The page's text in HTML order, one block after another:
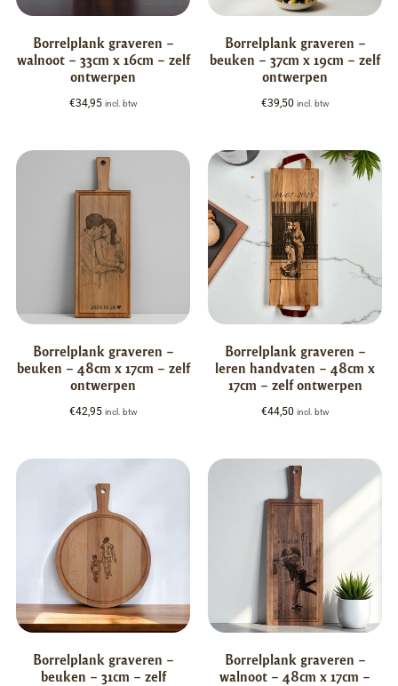
Borrelplank graveren –
walnoot – 33cm x 16cm – zelf
ontwerpen
€34,95 incl. btw
Borrelplank graveren –
beuken – 37cm x 19cm – zelf
ontwerpen
€39,50 incl. btw
Borrelplank graveren –
beuken – 48cm x 17cm – zelf
ontwerpen
€42,95 incl. btw
Borrelplank graveren –
leren handvaten – 48cm x
17cm – zelf ontwerpen
€44,50 incl. btw
Borrelplank graveren –
beuken – 31cm – zelf
Borrelplank graveren –
walnoot – 48cm x 17cm –